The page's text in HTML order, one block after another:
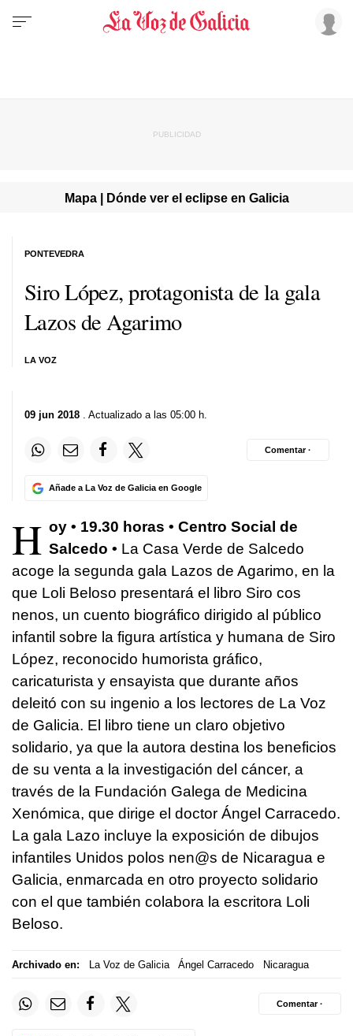
Mapa | Dónde ver el eclipse en Galicia
Siro López, protagonista de la gala
Lazos de Agarimo
LA VOZ
PONTEVEDRA
09 jun 2018 . Actualizado a las 05:00 h.
Añade a La Voz de Galicia en Google
Comentar ·
H oy • 19.30 horas • Centro Social de
Salcedo • La Casa Verde de Salcedo
acoge la segunda gala Lazos de Agarimo, en la
que Loli Beloso presentará el libro Siro cos
nenos, un cuento biográfico dirigido al público
infantil sobre la figura artística y humana de Siro
López, reconocido humorista gráfico,
caricaturista y ensayista que durante años
deleitó con su ingenio a los lectores de La Voz
de Galicia. El libro tiene un claro objetivo
solidario, ya que la autora destina los beneficios
de su venta a la investigación del cáncer, a
través de la Fundación Galega de Medicina
Xenómica, que dirige el doctor Ángel Carracedo.
La gala Lazo incluye la exposición de dibujos
infantiles Unidos polos nen@s de Nicaragua e
Galicia, enmarcada en otro proyecto solidario
con el que también colabora la escritora Loli
Beloso.
Archivado en: La Voz de Galicia Ángel Carracedo Nicaragua
Comentar ·